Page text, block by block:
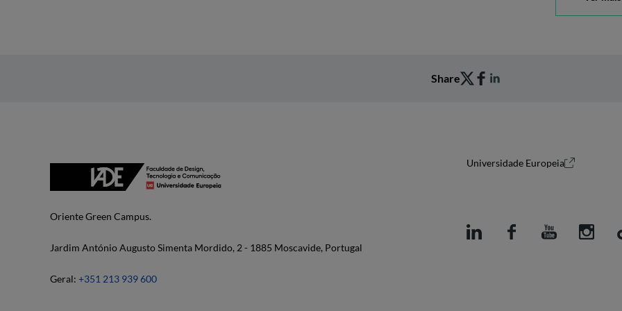
Share
Oriente Green Campus.
Jardim António Augusto Simenta Mordido, 2 - 1885 Moscavide, Portugal
Geral: +351 213 939 600
Universidade Europeia